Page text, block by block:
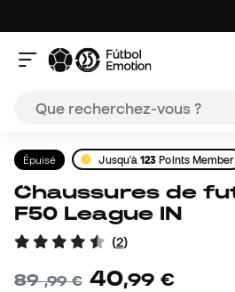
Épuisé Jusqu'à123 Points Member
Chaussures de futsal adidas
F50 League IN
(2)
89,99 € 40,99 €